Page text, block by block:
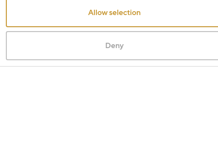
Allow selection
Deny